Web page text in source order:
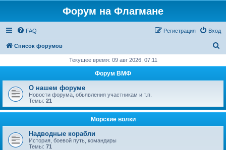
Форум на Флагмане
FAQ Вход
Регистрация
Список форумов
с
Текущее время: 09 авг 2026, 07:11
Форум ВМФ
О нашем форуме
Новости форума, обьявления участникам и т.п.
Темы: 21
Морские волки
Надводные корабли
История, боевой путь, командиры
Темы: 71